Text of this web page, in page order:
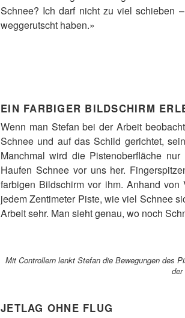
Schnee? Ich darf nicht zu viel schieben
weggerutscht haben.»
EIN FARBIGER BILDSCHIRM
Wenn man Stefan bei der Arbeit
Schnee und auf das Schild gerichtet,
Manchmal wird die Pistenoberfläche
Haufen Schnee vor uns her.
farbigen Bildschirm vor ihm. Anhand
jedem Zentimeter Piste, wie viel Schnee
Arbeit sehr. Man sieht genau, wo noch
Mit Controllern lenkt Stefan die Bewegungen des
der
JETLAG OHNE FLUG